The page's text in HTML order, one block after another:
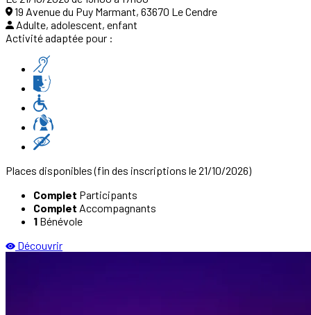
19 Avenue du Puy Marmant, 63670 Le Cendre
Adulte, adolescent, enfant
Activité adaptée pour :
Places disponibles(fin des inscriptions le 21/10/2026)
Complet Participants
Complet Accompagnants
1 Bénévole
Découvrir